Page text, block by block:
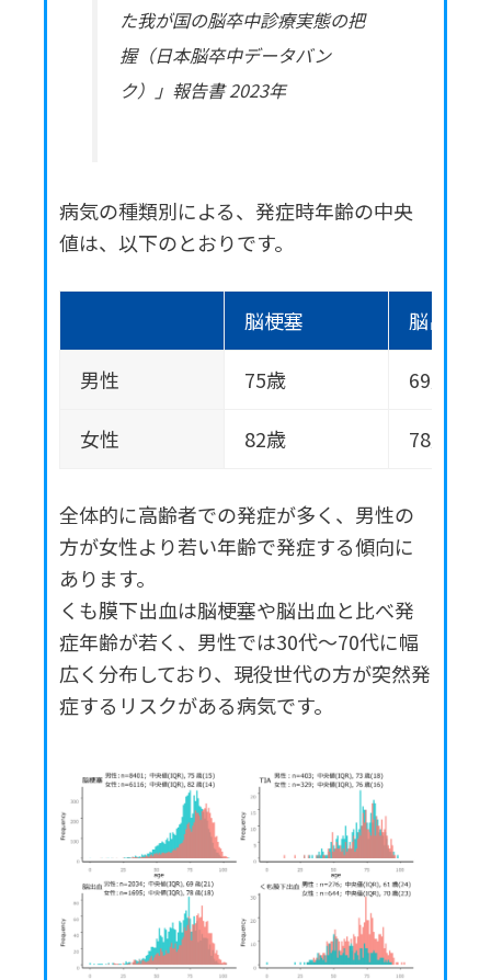
た我が国の脳卒中診療実態の把
握（日本脳卒中データバン
ク）」報告書 2023年
病気の種類別による、発症時年齢の中央
値は、以下のとおりです。
脳梗塞 脳出血
男性 75歳 69歳
女性 82歳 78歳
全体的に高齢者での発症が多く、男性の
方が女性より若い年齢で発症する傾向に
あります。
くも膜下出血は脳梗塞や脳出血と比べ発
症年齢が若く、男性では30代〜70代に幅
広く分布しており、現役世代の方が突然発
症するリスクがある病気です。